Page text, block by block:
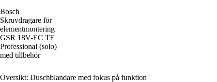
Bosch
Skruvdragare för
elementmontering
GSR 18V-EC TE
Professional (solo)
med tillbehör
Översikt: Duschblandare med fokus på funktion